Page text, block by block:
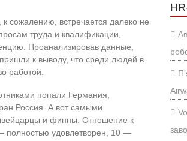
сожалению, встречается далеко не
труда и квалификации,
Проанализировав данные,
к выводу, что среди людей в
работой.
попали Германия,
Россия. А вот самыми
и финны. Отношение к
полностью удовлетворен, 10 —